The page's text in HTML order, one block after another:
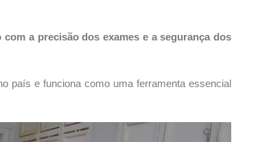
a precisão dos exames e a segurança dos
país e funciona como uma ferramenta essencial